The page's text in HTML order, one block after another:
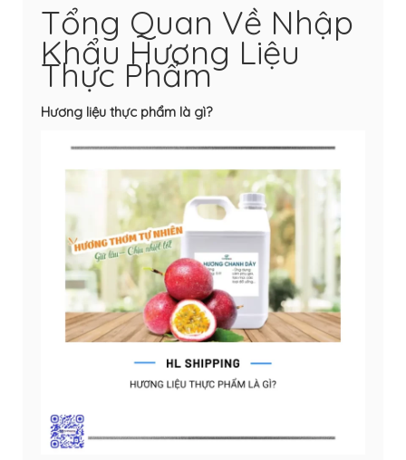
Tổng Quan Về Nhập
Khẩu Hương Liệu
Thực Phẩm
Hương liệu thực phẩm là gì?